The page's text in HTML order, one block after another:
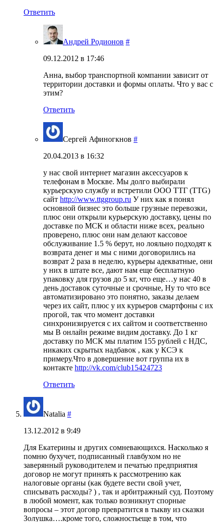
Ответить
Андрей Родионов #
09.12.2012 в 17:46
Анна, выбор транспортной компании зависит от
территории доставки и формы оплаты. Что у вас с
этим?
Ответить
Сергей Афиногкнов #
20.04.2013 в 16:32
у нас свой интернет магазин аксессуаров к
телефонам в Москве. Мы долго выбирали
курьерскую службу и встретили ООО ТТГ (TTG)
сайт http://www.ttggroup.ru У них как я понял
основной бизнес это больше грузные перевозки,
плюс они открыли курьерскую доставку, цены по
доставке по МСК и области ниже всех, реально
проверено, плюс они нам делают кассовое
обслуживание 1.5 % берут, но лояльно подходят к
возврата денег и мы с ними договорились на
возврат 2 раза в неделю, курьеры адекватные, они
у них в штате все, дают нам еще бесплатную
упаковку для грузов до 5 кг, что еще…у нас 40 в
день доставок суточные и срочные, Ну то что все
автоматизировано это понятно, заказы делаем
через их сайт, плюс у их курьеров смартфоны с их
прогой, так что момент доставки
синхронизируется с их сайтом и соответственно
мы В онлайн режиме видим доставку. До 1 кг
доставку по МСК мы платим 155 рублей с НДС,
никаких скрытых надбавок , как у КСЭ к
примеру.Что в довершение вот группа их в
контакте http://vk.com/club15424723
Ответить
Natalia #
13.12.2012 в 9:49
Для Екатерины и других сомневающихся. Насколько я
помню бухучет, подписанный главбухом но не
заверянный руководителем и печатью предприятия
договор не могут принять к рассмотрению как
налоговые органы (как будете вести свой учет,
списывать расходы? ) , так и арбитражный суд. Поэтому
в любой момент, как только возникнут спорные
вопросы – этот договр превратится в тыкву из сказки
Золушка….кроме того, сложностьеще в том, что